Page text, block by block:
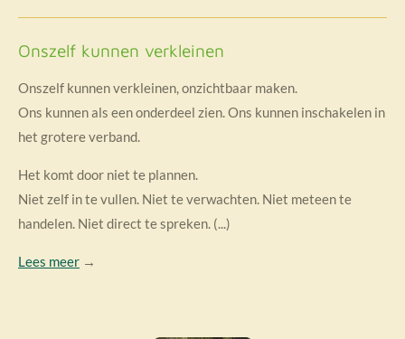
Onszelf kunnen verkleinen
Onszelf kunnen verkleinen, onzichtbaar maken.
Ons kunnen als een onderdeel zien. Ons kunnen inschakelen in
het grotere verband.
Het komt door niet te plannen.
Niet zelf in te vullen. Niet te verwachten. Niet meteen te
handelen. Niet direct te spreken. (...)
Lees meer →